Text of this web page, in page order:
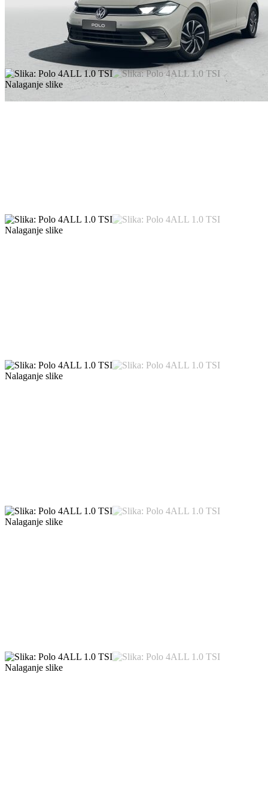
Nalaganje slike
Nalaganje slike
Nalaganje slike
Nalaganje slike
Nalaganje slike